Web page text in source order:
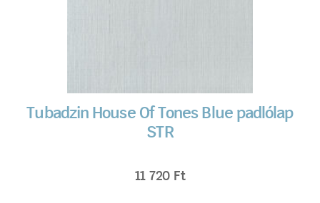
Tubadzin House Of Tones Blue padlólap
STR
11 720 Ft